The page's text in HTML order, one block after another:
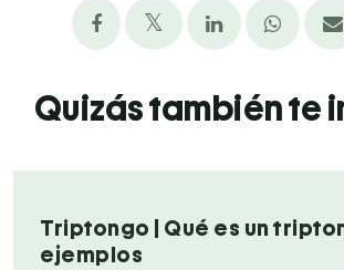
Quizás también te
Triptongo | Qué es un
ejemplos